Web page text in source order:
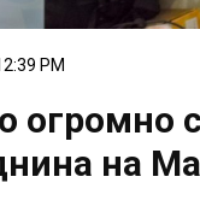
PM
огромно
на